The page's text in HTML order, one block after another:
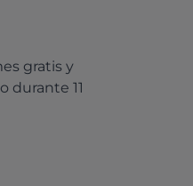
gratis y
durante 11